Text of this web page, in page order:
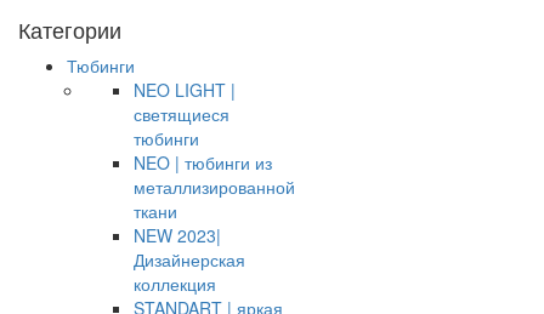
Категории
Тюбинги
NEO LIGHT |
светящиеся
тюбинги
NEO | тюбинги из
металлизированной
ткани
NEW 2023|
Дизайнерская
коллекция
STANDART | яркая